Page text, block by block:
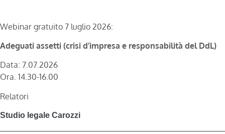
Webinar gratuito 7 luglio 2026:
Adeguati assetti (crisi d’impresa e responsabilità del DdL)
Data: 7.07.2026
Ora. 14.30-16.00
Relatori
Studio legale Carozzi